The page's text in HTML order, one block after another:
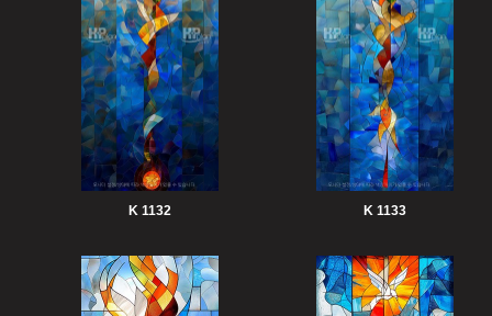
K 1132 K 1133